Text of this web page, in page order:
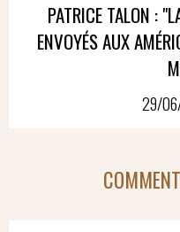
PATRICE TALON :
ENVOYÉS AUX
29/